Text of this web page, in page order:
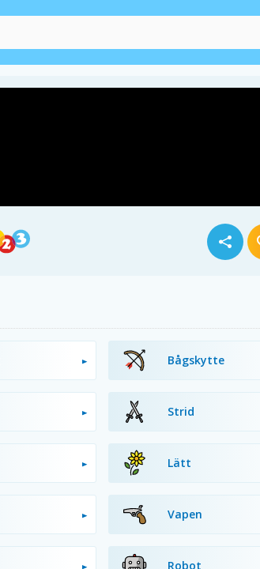
Bågskytte
Strid
Lätt
Vapen
Robot